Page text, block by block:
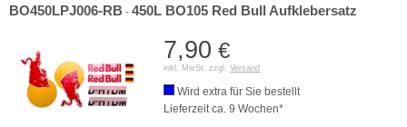
BO450LPJ006-RB - 450L BO105 Red Bull Aufklebersatz
7,90 €
inkl. MwSt. zzgl. Versand
Wird extra für Sie bestellt
Lieferzeit ca. 9 Wochen*